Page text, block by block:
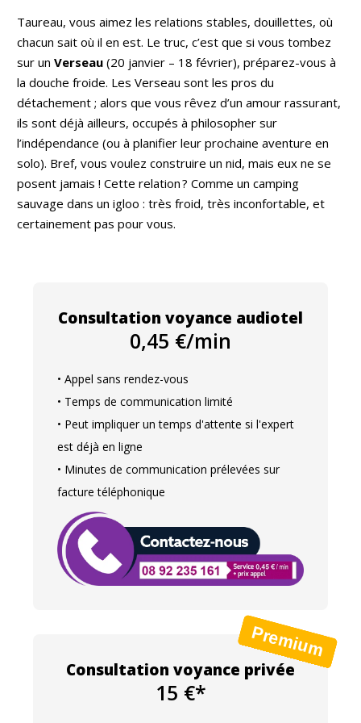
Taureau, vous aimez les relations stables, douillettes, où
chacun sait où il en est. Le truc, c’est que si vous tombez
sur un Verseau (20 janvier – 18 février), préparez-vous à
la douche froide. Les Verseau sont les pros du
détachement ; alors que vous rêvez d’un amour rassurant,
ils sont déjà ailleurs, occupés à philosopher sur
l’indépendance (ou à planifier leur prochaine aventure en
solo). Bref, vous voulez construire un nid, mais eux ne se
posent jamais ! Cette relation ? Comme un camping
sauvage dans un igloo : très froid, très inconfortable, et
certainement pas pour vous.
Consultation voyance audiotel
0,45 €/min
• Appel sans rendez-vous
• Temps de communication limité
• Peut impliquer un temps d'attente si l'expert
est déjà en ligne
• Minutes de communication prélevées sur
facture téléphonique
Consultation voyance privée
15 €*